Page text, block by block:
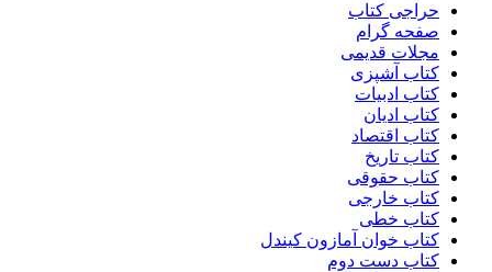
حراجی کتاب
صفحه گرام
مجلات قدیمی
کتاب آشپزی
کتاب ادبیات
کتاب ادیان
کتاب اقتصاد
کتاب تاریخ
کتاب حقوقی
کتاب خارجی
کتاب خطی
کتاب خوان آمازون کیندل
کتاب دست دوم